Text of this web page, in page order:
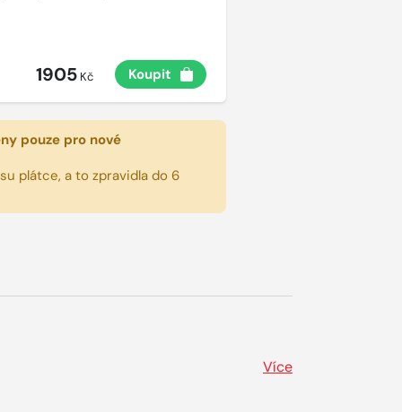
1905Kč Koupit
pouze pro nové
plátce, a to zpravidla do 6
Více